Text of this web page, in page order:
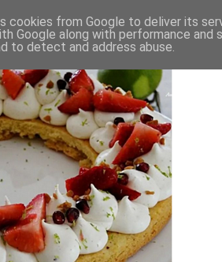
cookies from Google to deliver its
Google along with performance
to detect and address abuse.